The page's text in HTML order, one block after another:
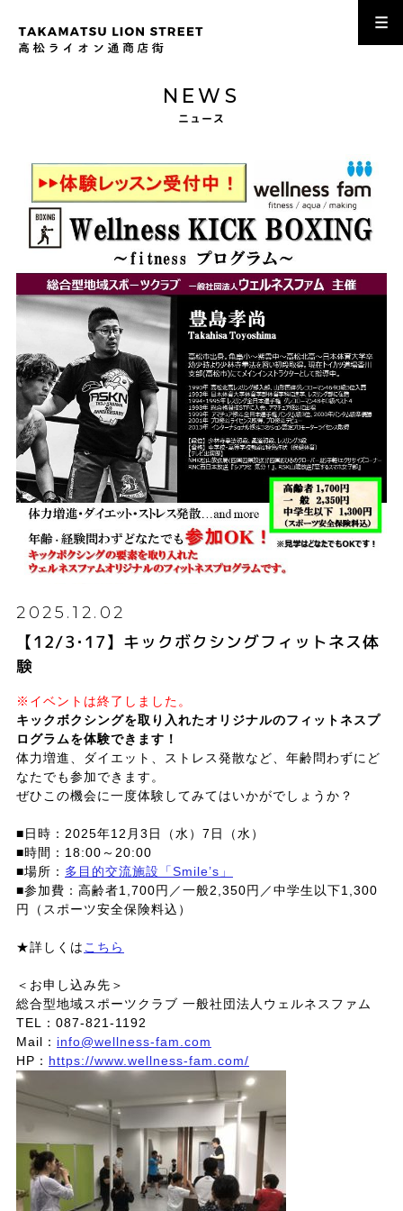
NEWS
ニュース
2025.12.02
【12/3･17】キックボクシングフィットネス体
験
※イベントは終了しました。
キックボクシングを取り入れたオリジナルのフィットネスプ
ログラムを体験できます！
体力増進、ダイエット、ストレス発散など、年齢問わずにど
なたでも参加できます。
ぜひこの機会に一度体験してみてはいかがでしょうか？
■日時：2025年12月3日（水）7日（水）
■時間：18:00～20:00
■場所： 多目的交流施設「Smile’s」
■参加費：高齢者1,700円／一般2,350円／中学生以下1,300
円（スポーツ安全保険料込）
★詳しくは こちら
＜お申し込み先＞
総合型地域スポーツクラブ 一般社団法人ウェルネスファム
TEL：087-821-1192
Mail： info@wellness-fam.com
HP： https://www.wellness-fam.com/